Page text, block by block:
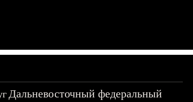
Дальневосточный федеральный